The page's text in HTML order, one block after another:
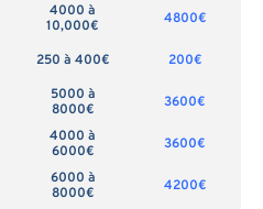
4000 à
10,000€
4800€
250 à 400€
200€
5000 à
8000€
3600€
4000 à
6000€
3600€
6000 à
8000€
4200€